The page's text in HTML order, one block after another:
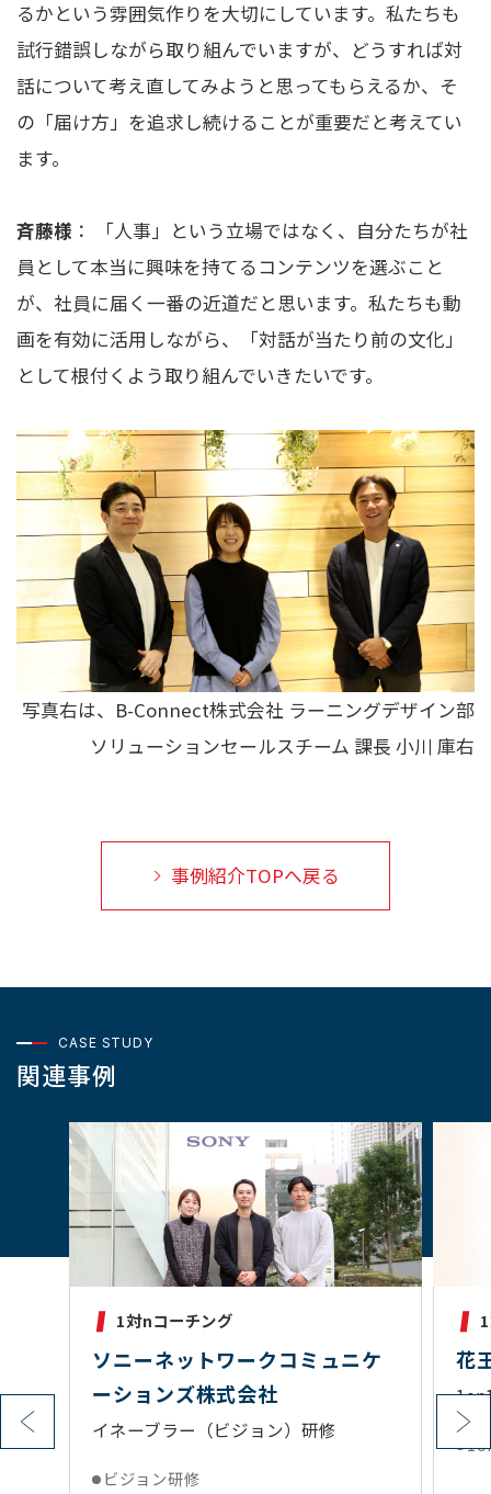
るかという雰囲気作りを大切にしています。私たちも
試行錯誤しながら取り組んでいますが、どうすれば対
話について考え直してみようと思ってもらえるか、そ
の「届け方」を追求し続けることが重要だと考えてい
ます。
斉藤様 ： 「人事」という立場ではなく、自分たちが社
員として本当に興味を持てるコンテンツを選ぶこと
が、社員に届く一番の近道だと思います。私たちも動
画を有効に活用しながら、「対話が当たり前の文化」
として根付くよう取り組んでいきたいです。
写真右は、B-Connect株式会社 ラーニングデザイン部
ソリューションセールスチーム 課長 小川 庫右
事例紹介TOPへ戻る
CASE STUDY
関連事例
1対1コーチング
花王株式会社
1on1動画コンテンツ
1on1動画
経
設
ゼ
を